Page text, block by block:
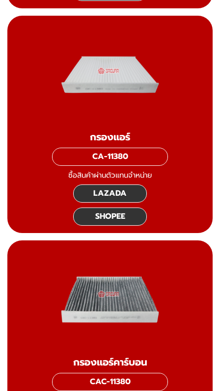
กรองแอร์
CA-11380
ซื้อสินค้าผ่านตัวแทนจำหน่าย
LAZADA
SHOPEE
กรองแอร์คาร์บอน
CAC-11380